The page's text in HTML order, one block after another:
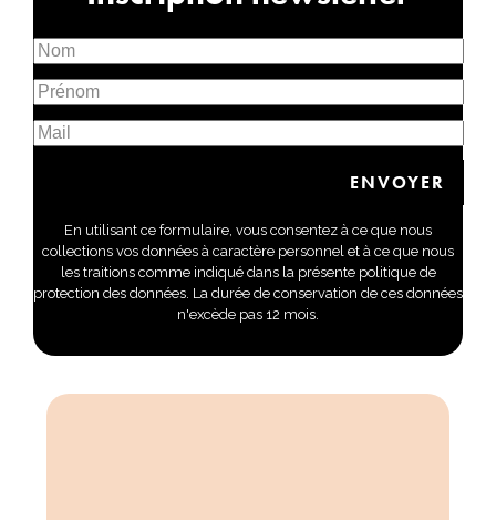
En utilisant ce formulaire, vous consentez à ce que nous
collections vos données à caractère personnel et à ce que nous
les traitions comme indiqué dans la présente politique de
protection des données. La durée de conservation de ces données
n'excède pas 12 mois.